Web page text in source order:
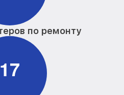
по ремонту
17